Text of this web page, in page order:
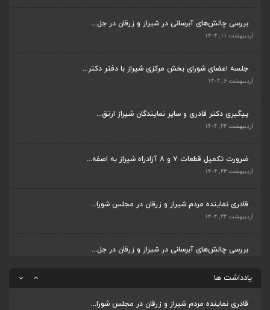
بررسی چالش‌های آبرسانی در شیراز و زرقان در جل...
اردیبهشت ۱۱, ۱۴۰۴
جلسه اعضای شورای بخش مرکزی شیراز با دفتر دکتر...
اردیبهشت ۶, ۱۴۰۴
پیگیری دکتر قادری و سایر نمایندگان شیراز ارتق...
اردیبهشت ۲۳, ۱۴۰۴
ضرورت تکمیل قطعات ۷ و ۸ آزادراه شیراز به اصفه...
اردیبهشت ۲۳, ۱۴۰۴
قادری نماینده مردم شیراز و زرقان در مجلس شورا...
اردیبهشت ۲۲, ۱۴۰۴
بررسی چالش‌های آبرسانی در شیراز و زرقان در جل...
یادداشت ها
ضرورت تکمیل قطعات ۷ و ۸ آزادراه شیراز به اصفه...
قادری نماینده مردم شیراز و زرقان در مجلس شورا...
بررسی چالش‌های آبرسانی در شیراز و زرقان در جل...
جلسه اعضای شورای بخش مرکزی شیراز با دفتر دکتر...
پیگیری دکتر قادری و سایر نمایندگان شیراز ارتق...
قادری نماینده مردم شیراز و زرقان در مجلس شورا...